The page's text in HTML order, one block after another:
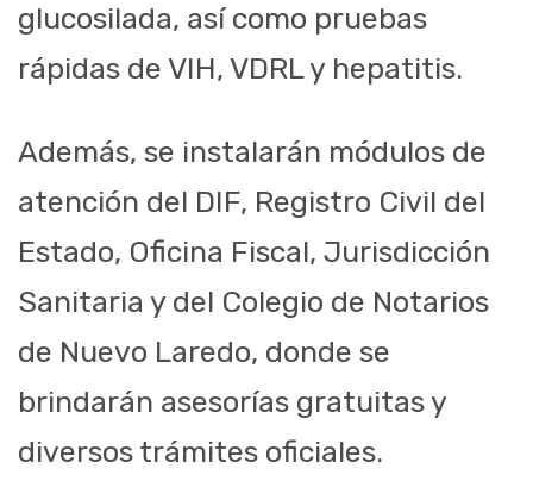
glucosilada, así como pruebas
rápidas de VIH, VDRL y hepatitis.
Además, se instalarán módulos de
atención del DIF, Registro Civil del
Estado, Oficina Fiscal, Jurisdicción
Sanitaria y del Colegio de Notarios
de Nuevo Laredo, donde se
brindarán asesorías gratuitas y
diversos trámites oficiales.